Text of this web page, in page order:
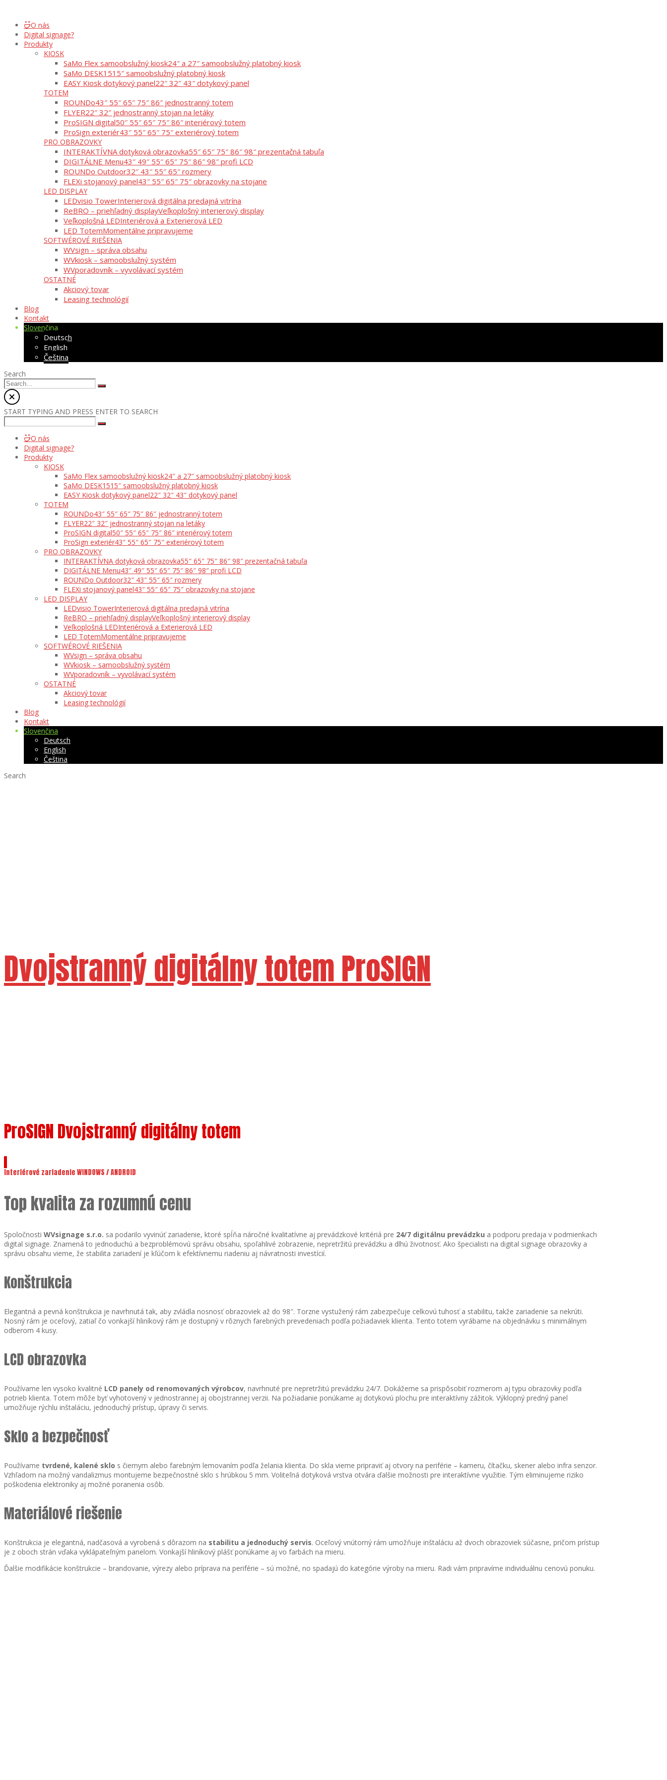
O nás
Digital signage?
Produkty
KIOSK
SaMo Flex samoobslužný kiosk24″ a 27″ samoobslužný platobný kiosk
SaMo DESK1515″ samoobslužný platobný kiosk
EASY Kiosk dotykový panel22″ 32″ 43″ dotykový panel
TOTEM
ROUNDo43″ 55″ 65″ 75″ 86″ jednostranný totem
FLYER22″ 32″ jednostranný stojan na letáky
ProSIGN digital50″ 55″ 65″ 75″ 86″ interiérový totem
ProSign exteriér43″ 55″ 65″ 75″ exteriérový totem
PRO OBRAZOVKY
INTERAKTÍVNA dotyková obrazovka55″ 65″ 75″ 86″ 98″ prezentačná tabuľa
DIGITÁLNE Menu43″ 49″ 55″ 65″ 75″ 86″ 98″ profi LCD
ROUNDo Outdoor32″ 43″ 55″ 65″ rozmery
FLEXi stojanový panel43″ 55″ 65″ 75″ obrazovky na stojane
LED DISPLAY
LEDvisio TowerInterierová digitálna predajná vitrína
ReBRO – priehľadný displayVeľkoplošný interierový display
Veľkoplošná LEDInteriérová a Exterierová LED
LED TotemMomentálne pripravujeme
SOFTWÉROVÉ RIEŠENIA
WVsign – správa obsahu
WVkiosk – samoobslužný systém
WVporadovník – vyvolávací systém
OSTATNÉ
Akciový tovar
Leasing technológií
Blog
Kontakt
Slovenčina
Deutsch
English
Čeština
Search
START TYPING AND PRESS ENTER TO SEARCH
O nás
Digital signage?
Produkty
KIOSK
SaMo Flex samoobslužný kiosk24″ a 27″ samoobslužný platobný kiosk
SaMo DESK1515″ samoobslužný platobný kiosk
EASY Kiosk dotykový panel22″ 32″ 43″ dotykový panel
TOTEM
ROUNDo43″ 55″ 65″ 75″ 86″ jednostranný totem
FLYER22″ 32″ jednostranný stojan na letáky
ProSIGN digital50″ 55″ 65″ 75″ 86″ interiérový totem
ProSign exteriér43″ 55″ 65″ 75″ exteriérový totem
PRO OBRAZOVKY
INTERAKTÍVNA dotyková obrazovka55″ 65″ 75″ 86″ 98″ prezentačná tabuľa
DIGITÁLNE Menu43″ 49″ 55″ 65″ 75″ 86″ 98″ profi LCD
ROUNDo Outdoor32″ 43″ 55″ 65″ rozmery
FLEXi stojanový panel43″ 55″ 65″ 75″ obrazovky na stojane
LED DISPLAY
LEDvisio TowerInterierová digitálna predajná vitrína
ReBRO – priehľadný displayVeľkoplošný interierový display
Veľkoplošná LEDInteriérová a Exterierová LED
LED TotemMomentálne pripravujeme
SOFTWÉROVÉ RIEŠENIA
WVsign – správa obsahu
WVkiosk – samoobslužný systém
WVporadovník – vyvolávací systém
OSTATNÉ
Akciový tovar
Leasing technológií
Blog
Kontakt
Slovenčina
Deutsch
English
Čeština
Search
Dvojstranný digitálny totem ProSIGN
ProSIGN Dvojstranný digitálny totem
Interiérové zariadenie WINDOWS / ANDROID
Top kvalita za rozumnú cenu
Spoločnosti WVsignage s.r.o. sa podarilo vyvinúť zariadenie, ktoré spĺňa náročné kvalitatívne aj prevádzkové kritériá pre 24/7 digitálnu prevádzku a podporu predaja v podmienkach
digital signage. Znamená to jednoduchú a bezproblémovú správu obsahu, spoľahlivé zobrazenie, nepretržitú prevádzku a dlhú životnosť. Ako špecialisti na digital signage obrazovky a
správu obsahu vieme, že stabilita zariadení je kľúčom k efektívnemu riadeniu aj návratnosti investícií.
Konštrukcia
Elegantná a pevná konštrukcia je navrhnutá tak, aby zvládla nosnosť obrazoviek až do 98″. Torzne vystužený rám zabezpečuje celkovú tuhosť a stabilitu, takže zariadenie sa nekrúti.
Nosný rám je oceľový, zatiaľ čo vonkajší hliníkový rám je dostupný v rôznych farebných prevedeniach podľa požiadaviek klienta. Tento totem vyrábame na objednávku s minimálnym
odberom 4 kusy.
LCD obrazovka
Používame len vysoko kvalitné LCD panely od renomovaných výrobcov, navrhnuté pre nepretržitú prevádzku 24/7. Dokážeme sa prispôsobiť rozmerom aj typu obrazovky podľa
potrieb klienta. Totem môže byť vyhotovený v jednostrannej aj obojstrannej verzii. Na požiadanie ponúkame aj dotykovú plochu pre interaktívny zážitok. Výklopný predný panel
umožňuje rýchlu inštaláciu, jednoduchý prístup, úpravy či servis.
Sklo a bezpečnosť
Používame tvrdené, kalené sklo s čiernym alebo farebným lemovaním podľa želania klienta. Do skla vieme pripraviť aj otvory na periférie – kameru, čítačku, skener alebo infra senzor.
Vzhľadom na možný vandalizmus montujeme bezpečnostné sklo s hrúbkou 5 mm. Voliteľná dotyková vrstva otvára ďalšie možnosti pre interaktívne využitie. Tým eliminujeme riziko
poškodenia elektroniky aj možné poranenia osôb.
Materiálové riešenie
Konštrukcia je elegantná, nadčasová a vyrobená s dôrazom na stabilitu a jednoduchý servis. Oceľový vnútorný rám umožňuje inštaláciu až dvoch obrazoviek súčasne, pričom prístup
je z oboch strán vďaka vyklápateľným panelom. Vonkajší hliníkový plášť ponúkame aj vo farbách na mieru.
Ďalšie modifikácie konštrukcie – brandovanie, výrezy alebo príprava na periférie – sú možné, no spadajú do kategórie výroby na mieru. Radi vám pripravíme individuálnu cenovú ponuku.